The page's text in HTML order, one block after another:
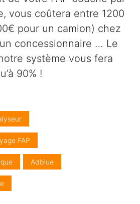
vous coûtera entre 1200
pour un camion) chez
concessionnaire … Le
système vous fera
90% !
FAP
Adblue